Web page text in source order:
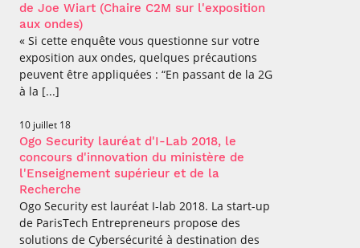
de Joe Wiart (Chaire C2M sur l'exposition
aux ondes)
« Si cette enquête vous questionne sur votre
exposition aux ondes, quelques précautions
peuvent être appliquées : “En passant de la 2G
à la [...]
10 juillet 18
Ogo Security lauréat d'I-Lab 2018, le
concours d'innovation du ministère de
l'Enseignement supérieur et de la
Recherche
Ogo Security est lauréat I-lab 2018. La start-up
de ParisTech Entrepreneurs propose des
solutions de Cybersécurité à destination des